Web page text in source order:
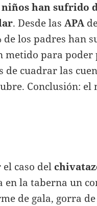
niños han sufrido
. Desde lasAPA
de los padres han
metido para poder
de cuadrar las
Conclusión:
caso del
la taberna un
de gala, gorra